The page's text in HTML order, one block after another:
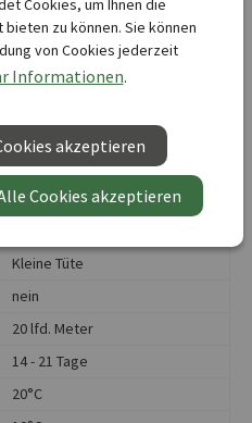
10 cm
1 - 2 cm
Juli, August, September
Januar , Februar, März
September, Oktober,
November, Dezember
Kleine Tüte
nein
20 lfd. Meter
14 - 21 Tage
20°C
Cookies, um Ihnen die
zu können. Sie können
von Cookies jederzeit
Informationen.
akzeptieren
Cookies akzeptieren